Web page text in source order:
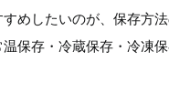
めしたいのが、保存方法
保存・冷蔵保存・冷凍